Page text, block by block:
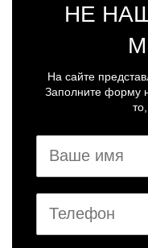
НЕ
На сайте
Заполните форму